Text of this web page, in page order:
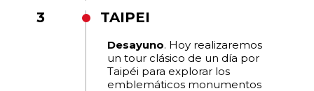
3 TAIPEI
Desayuno. Hoy realizaremos
un tour clásico de un día por
Taipéi para explorar los
emblemáticos monumentos